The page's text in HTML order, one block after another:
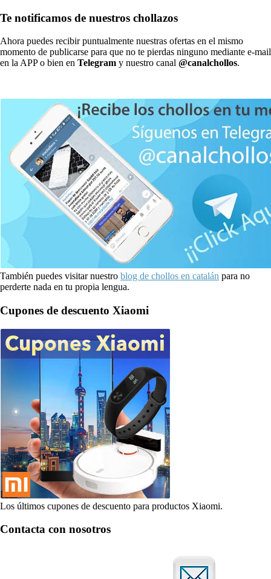
Te notificamos de nuestros chollazos
Ahora puedes recibir puntualmente nuestras ofertas en el mismo
momento de publicarse para que no te pierdas ninguno mediante e-mail
en la APP o bien en Telegram y nuestro canal @canalchollos.
También puedes visitar nuestro blog de chollos en catalán para no
perderte nada en tu propia lengua.
Cupones de descuento Xiaomi
Los últimos cupones de descuento para productos Xiaomi.
Contacta con nosotros